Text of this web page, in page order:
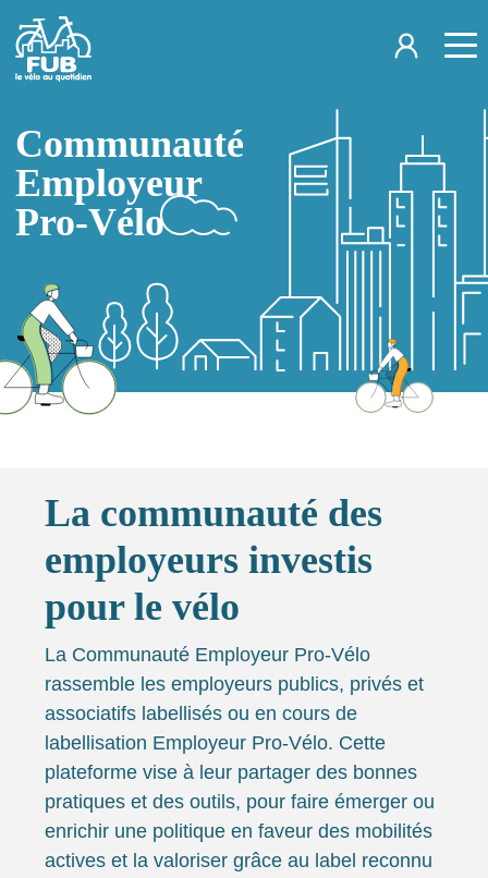
Aller au contenu principal
Communauté
Employeur
Pro-Vélo
La communauté des
employeurs investis
pour le vélo
La Communauté Employeur Pro-Vélo
rassemble les employeurs publics, privés et
associatifs labellisés ou en cours de
labellisation Employeur Pro-Vélo. Cette
plateforme vise à leur partager des bonnes
pratiques et des outils, pour faire émerger ou
enrichir une politique en faveur des mobilités
actives et la valoriser grâce au label reconnu